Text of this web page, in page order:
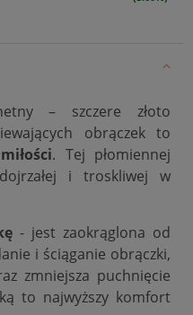
– szczere złoto
obrączek to
. Tej płomiennej
i troskliwej w
- jest zaokrąglona od
i ściąganie obrączki,
zmniejsza puchnięcie
to najwyższy komfort